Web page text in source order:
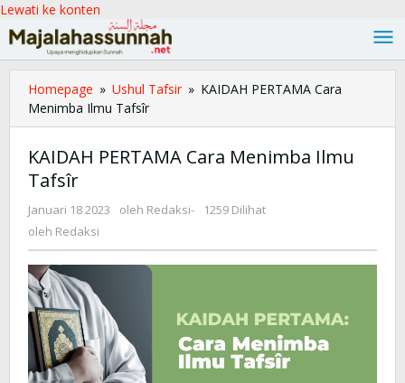
Lewati ke konten
Homepage » Ushul Tafsir » KAIDAH PERTAMA Cara
Menimba Ilmu Tafsîr
KAIDAH PERTAMA Cara Menimba Ilmu
Tafsîr
Januari 18 2023 oleh Redaksi-
1259 Dilihat
oleh Redaksi